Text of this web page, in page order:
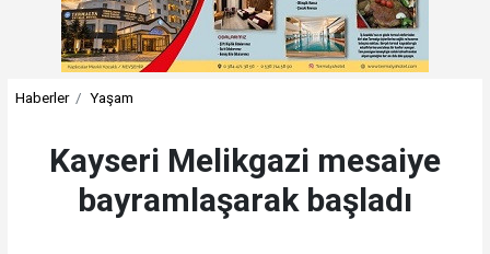
Haberler Yaşam
Kayseri Melikgazi mesaiye
bayramlaşarak başladı